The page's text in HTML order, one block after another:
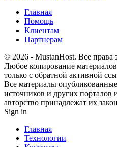
Главная
Помощь
Клиентам
Партнерам
© 2026 - MustanHost. Все
Любое копирование
только с обратной активной
Все материалы
источников и других порталов
авторство принадлежат их
Sign in
Главная
Технологии